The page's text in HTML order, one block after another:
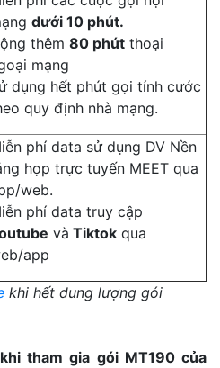
dưới 10 phút.
thêm 80 phút thoại
mạng
dụng hết phút gọi tính cước
quy định nhà mạng.
phí data sử dụng DV Nền
họp trực tuyến MEET qua
web.
phí data truy cập
và Tiktok qua
app
khi hết dung lượng gói
tham gia gói MT190 của